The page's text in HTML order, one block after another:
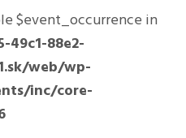
$event_occurrence in
88e2-
web/wp-
inc/core-